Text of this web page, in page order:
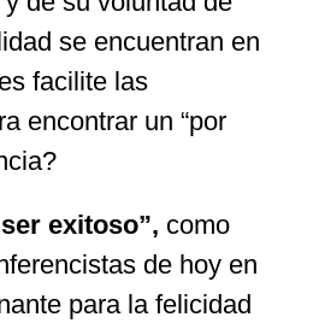
se encuentran en
facilite las
encontrar un “por
exitoso”, como
de hoy en
para la felicidad